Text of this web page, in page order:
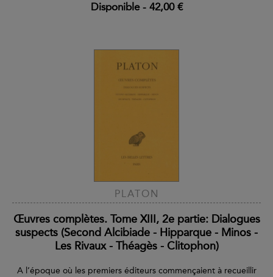
Disponible- 42,00 €
PLATON
Œuvres complètes. Tome XIII, 2e partie: Dialogues
suspects (Second Alcibiade - Hipparque - Minos -
Les Rivaux - Théagès - Clitophon)
A l’époque où les premiers éditeurs commençaient à recueillir